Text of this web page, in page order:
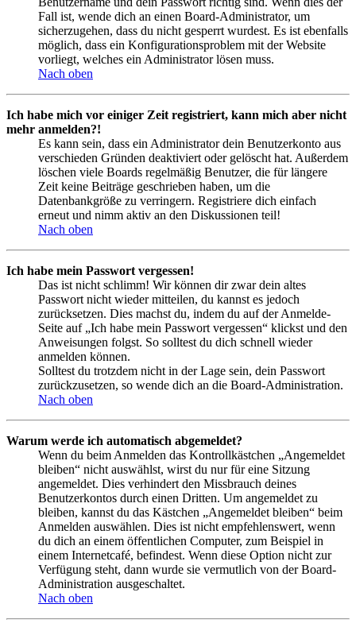
Fall ist, wende dich an einen Board-Administrator, um
sicherzugehen, dass du nicht gesperrt wurdest. Es ist ebenfalls
möglich, dass ein Konfigurationsproblem mit der Website
vorliegt, welches ein Administrator lösen muss.
Nach oben
Ich habe mich vor einiger Zeit registriert, kann mich aber nicht
mehr anmelden?!
Es kann sein, dass ein Administrator dein Benutzerkonto aus
verschieden Gründen deaktiviert oder gelöscht hat. Außerdem
löschen viele Boards regelmäßig Benutzer, die für längere
Zeit keine Beiträge geschrieben haben, um die
Datenbankgröße zu verringern. Registriere dich einfach
erneut und nimm aktiv an den Diskussionen teil!
Nach oben
Ich habe mein Passwort vergessen!
Das ist nicht schlimm! Wir können dir zwar dein altes
Passwort nicht wieder mitteilen, du kannst es jedoch
zurücksetzen. Dies machst du, indem du auf der Anmelde-
Seite auf „Ich habe mein Passwort vergessen“ klickst und den
Anweisungen folgst. So solltest du dich schnell wieder
anmelden können.
Solltest du trotzdem nicht in der Lage sein, dein Passwort
zurückzusetzen, so wende dich an die Board-Administration.
Nach oben
Warum werde ich automatisch abgemeldet?
Wenn du beim Anmelden das Kontrollkästchen „Angemeldet
bleiben“ nicht auswählst, wirst du nur für eine Sitzung
angemeldet. Dies verhindert den Missbrauch deines
Benutzerkontos durch einen Dritten. Um angemeldet zu
bleiben, kannst du das Kästchen „Angemeldet bleiben“ beim
Anmelden auswählen. Dies ist nicht empfehlenswert, wenn
du dich an einem öffentlichen Computer, zum Beispiel in
einem Internetcafé, befindest. Wenn diese Option nicht zur
Verfügung steht, dann wurde sie vermutlich von der Board-
Administration ausgeschaltet.
Nach oben